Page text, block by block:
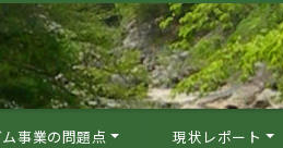
事業の問題点 現状レポート